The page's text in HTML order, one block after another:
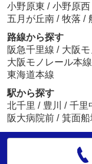
小野原東 / 小野原西
五月が丘南 / 牧落 /
路線から探す
阪急千里線 / 大阪
大阪モノレール本線
東海道本線
駅から探す
北千里 / 豊川 / 千里
阪大病院前 / 箕面